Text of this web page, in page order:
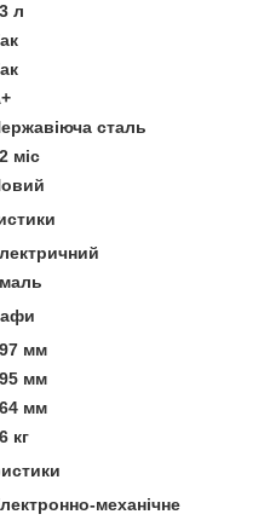
л
сталь
міс
мм
мм
мм
кг
механічне